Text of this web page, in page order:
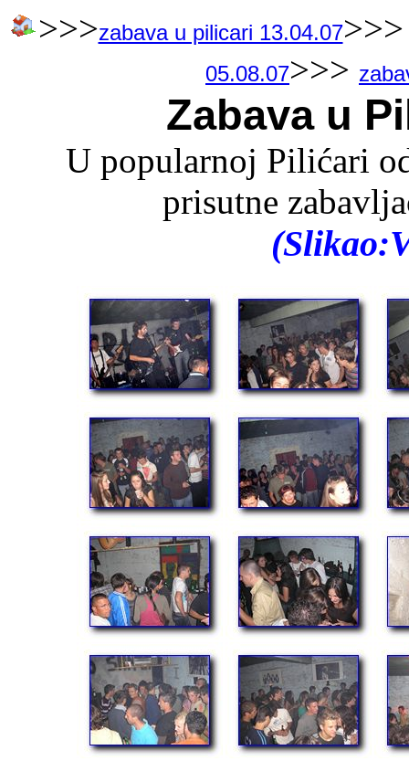
>>>zabava u pilicari 13.04.07
05.08.07>>>
Zabava u
U popularnoj Pilićari
prisutne